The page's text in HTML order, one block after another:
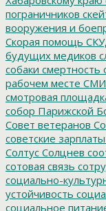
пограничников
вооружения и
Скорая помощь
будущих медиков
собаки смертность
рабочем месте СМИ
смотровая
собор Парижской
Совет ветеранов
советские зарплаты
Солтус Солцнев
сотовая связь
социально-
устойчивость
социальное